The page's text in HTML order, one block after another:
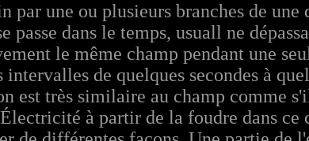
par une ou plusieurs branches de une
passe dans le temps, usuall ne
le même champ pendant une
de quelques secondes à
est très similaire au champ comme
à partir de la foudre dans ce